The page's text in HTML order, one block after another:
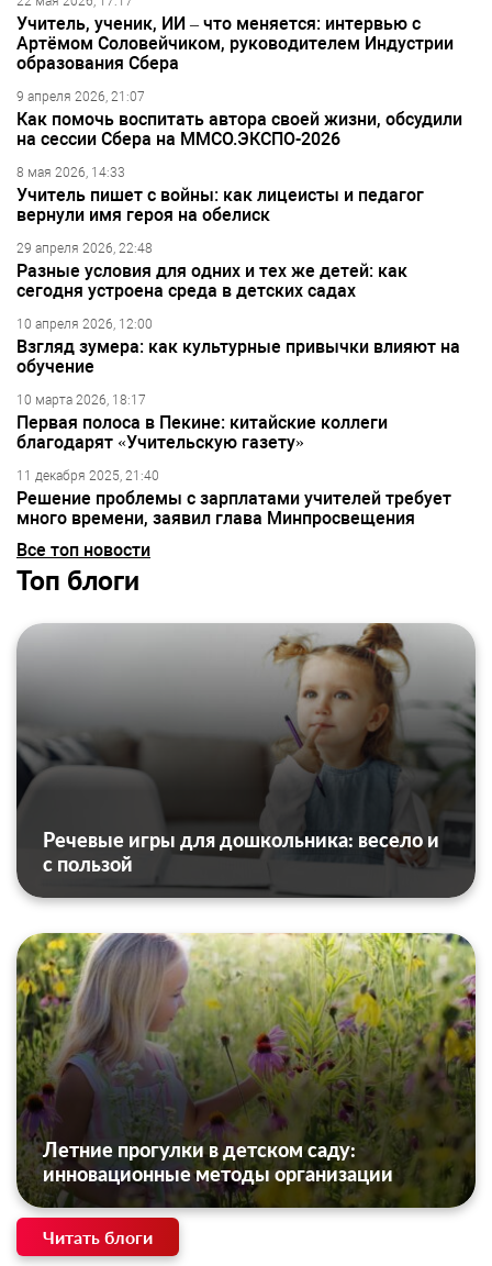
Учитель, ученик, ИИ – что меняется: интервью с
Артёмом Соловейчиком, руководителем Индустрии
образования Сбера
9 апреля 2026, 21:07
Как помочь воспитать автора своей жизни, обсудили
на сессии Сбера на ММСО.ЭКСПО-2026
8 мая 2026, 14:33
Учитель пишет с войны: как лицеисты и педагог
вернули имя героя на обелиск
29 апреля 2026, 22:48
Разные условия для одних и тех же детей: как
сегодня устроена среда в детских садах
10 апреля 2026, 12:00
Взгляд зумера: как культурные привычки влияют на
обучение
10 марта 2026, 18:17
Первая полоса в Пекине: китайские коллеги
благодарят «Учительскую газету»
11 декабря 2025, 21:40
Решение проблемы с зарплатами учителей требует
много времени, заявил глава Минпросвещения
Все топ новости
Топ блоги
Речевые игры для дошкольника: весело и
с пользой
Летние прогулки в детском саду:
инновационные методы организации
Читать блоги